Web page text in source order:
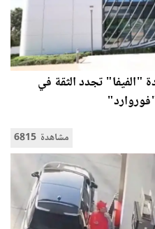
"الفيفا" تجدد الثقة في
6815 مشاهدة